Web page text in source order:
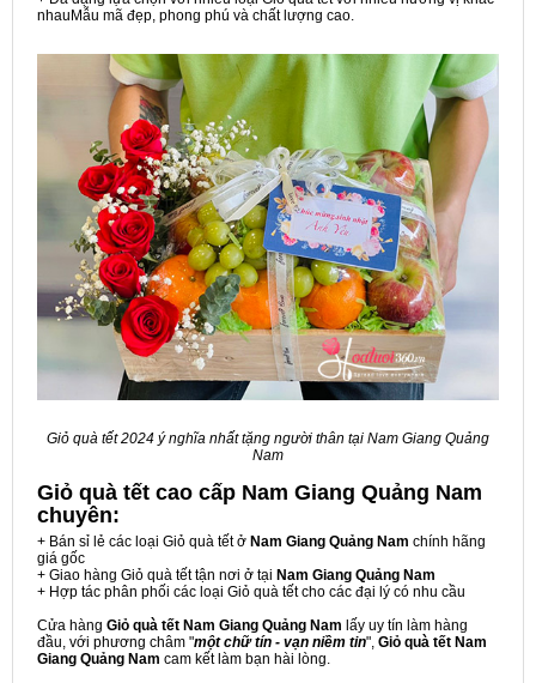
nhauMẫu mã đẹp, phong phú và chất lượng cao.
Giỏ quà tết 2024 ý nghĩa nhất tặng người thân tại Nam Giang Quảng
Nam
Giỏ quà tết cao cấp Nam Giang Quảng Nam
chuyên:
+ Bán sỉ lẻ các loại Giỏ quà tết ở Nam Giang Quảng Nam chính hãng
giá gốc
+ Giao hàng Giỏ quà tết tận nơi ở tại Nam Giang Quảng Nam
+ Hợp tác phân phối các loại Giỏ quà tết cho các đại lý có nhu cầu
Cửa hàng Giỏ quà tết Nam Giang Quảng Nam lấy uy tín làm hàng
đầu, với phương châm "một chữ tín - vạn niềm tin", Giỏ quà tết Nam
Giang Quảng Nam cam kết làm bạn hài lòng.